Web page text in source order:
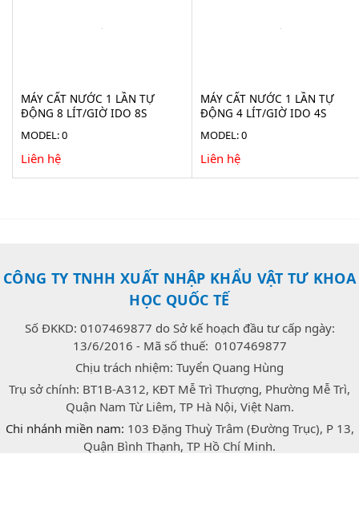
MÁY CẤT NƯỚC 1 LẦN TỰ
ĐỘNG 8 LÍT/GIỜ IDO 8S
MODEL: 0
Liên hệ
MÁY CẤT NƯỚC 1 LẦN TỰ
ĐỘNG 4 LÍT/GIỜ IDO 4S
MODEL: 0
Liên hệ
CÔNG TY TNHH XUẤT NHẬP KHẨU VẬT TƯ KHOA
HỌC QUỐC TẾ
Số ĐKKD: 0107469877 do Sở kế hoạch đầu tư cấp ngày:
13/6/2016 - Mã số thuế: 0107469877
Chịu trách nhiệm: Tuyển Quang Hùng
Trụ sở chính: BT1B-A312, KĐT Mễ Trì Thượng, Phường Mễ Trì,
Quận Nam Từ Liêm, TP Hà Nội, Việt Nam.
Chi nhánh miền nam: 103 Đặng Thuỳ Trâm (Đường Trục), P 13,
Quận Bình Thạnh, TP Hồ Chí Minh.